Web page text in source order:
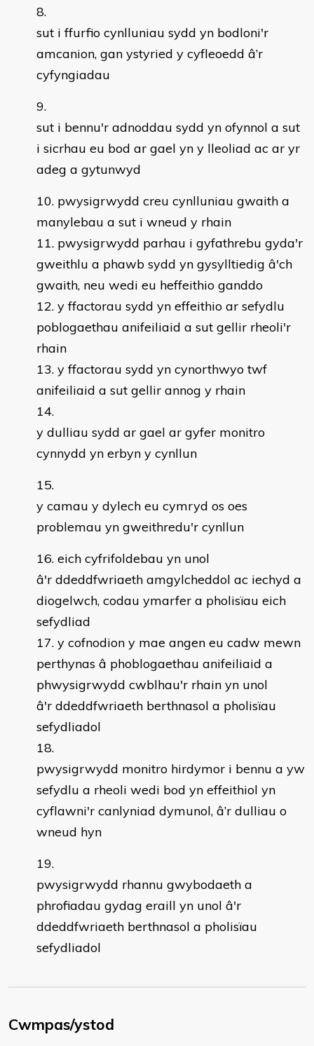
sut i ffurfio cynlluniau sydd yn bodloni'r
amcanion, gan ystyried y cyfleoedd â’r
cyfyngiadau
sut i bennu'r adnoddau sydd yn ofynnol a sut
i sicrhau eu bod ar gael yn y lleoliad ac ar yr
adeg a gytunwyd
pwysigrwydd creu cynlluniau gwaith a
manylebau a sut i wneud y rhain
pwysigrwydd parhau i gyfathrebu gyda'r
gweithlu a phawb sydd yn gysylltiedig â'ch
gwaith, neu wedi eu heffeithio ganddo
y ffactorau sydd yn effeithio ar sefydlu
poblogaethau anifeiliaid a sut gellir rheoli'r
rhain
y ffactorau sydd yn cynorthwyo twf
anifeiliaid a sut gellir annog y rhain
y dulliau sydd ar gael ar gyfer monitro
cynnydd yn erbyn y cynllun
y camau y dylech eu cymryd os oes
problemau yn gweithredu'r cynllun
eich cyfrifoldebau yn unol
â'r ddeddfwriaeth amgylcheddol ac iechyd a
diogelwch, codau ymarfer a pholisïau eich
sefydliad
y cofnodion y mae angen eu cadw mewn
perthynas â phoblogaethau anifeiliaid a
phwysigrwydd cwblhau'r rhain yn unol
â'r ddeddfwriaeth berthnasol a pholisïau
sefydliadol
pwysigrwydd monitro hirdymor i bennu a yw
sefydlu a rheoli wedi bod yn effeithiol yn
cyflawni'r canlyniad dymunol, â’r dulliau o
wneud hyn
pwysigrwydd rhannu gwybodaeth a
phrofiadau gydag eraill yn unol â'r
ddeddfwriaeth berthnasol a pholisïau
sefydliadol
Cwmpas/ystod